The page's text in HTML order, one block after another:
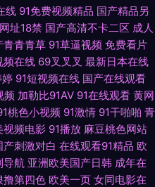
线 91免费视频精品 国产精品另
址18禁 国产高清不卡二区 成人
青青青草 91草逼视频 免费看片
频在线 69叉叉叉 最新日本在线
91短视频在线 国产在线观看
频 加勒比91AV 91在线观看 黄网
桃色小视频 91激情 91干啪啪 青
视频电影 91播放 麻豆桃色网站
产刺激对白 在线观看91精品 欧
导航 亚洲欧美国产日韩 成年在
撸第四色 欧美一页 女同电影在